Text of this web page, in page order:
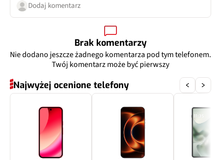
Przysłona
Tak
Zoom optyczny Nie
Inne 122˚, PDAF
Dodatkowy aparat
Teleobiektyw peryskopowy
z makro
50 Mpix
Dodaj komentarz
Brak komentarzy
Nie dodano jeszcze żadnego komentarza pod tym telefonem.
Twój komentarz może być pierwszy
Najwyżej ocenione telefony